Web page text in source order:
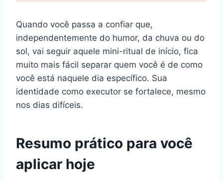
Quando você passa a confiar que,
independentemente do humor, da chuva ou do
sol, vai seguir aquele mini-ritual de início, fica
muito mais fácil separar quem você é de como
você está naquele dia específico. Sua
identidade como executor se fortalece, mesmo
nos dias difíceis.
Resumo prático para você
aplicar hoje